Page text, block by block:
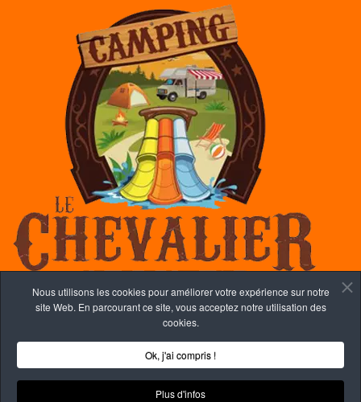
Copyright © 2026 Camping le chevalier.Une réalisation de
Panican Inc.|Politique de confidentialité
Nous utilisons les cookies pour améliorer votre expérience sur notre
site Web. En parcourant ce site, vous acceptez notre utilisation des
cookies.
Ok, j'ai compris !
Plus d'infos